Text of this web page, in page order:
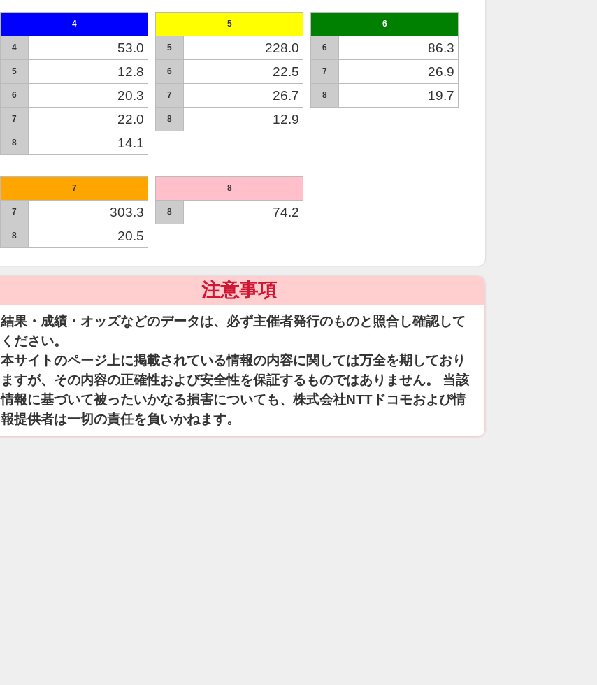
4
4 53.0
5 12.8
6 20.3
7 22.0
8 14.1
5
5 228.0
6 22.5
7 26.7
8 12.9
6
6 86.3
7 26.9
8 19.7
7
7 303.3
8 20.5
8
8 74.2
注意事項
結果・成績・オッズなどのデータは、必ず主催者発行のものと照合し確認して
ください。
本サイトのページ上に掲載されている情報の内容に関しては万全を期しており
ますが、その内容の正確性および安全性を保証するものではありません。 当該
情報に基づいて被ったいかなる損害についても、株式会社NTTドコモおよび情
報提供者は一切の責任を負いかねます。